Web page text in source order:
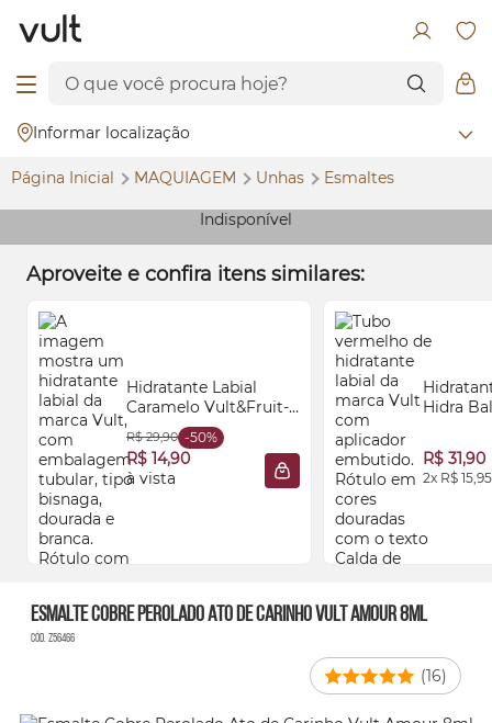
Informar localização
Página Inicial MAQUIAGEM Unhas Esmaltes
Indisponível
Aproveite e confira itens similares:
Hidratante Labial
Caramelo Vult&Fruit-
tella® 8ml
R$ 29,90 -50%
R$ 14,90
à vista
ADICIONAR À SACOLA
Hidra
R$ 31,90
2x R$ 15,95
Esmalte Cobre Perolado Ato de Carinho Vult Amour 8ml
Cód. Z56466
(16)